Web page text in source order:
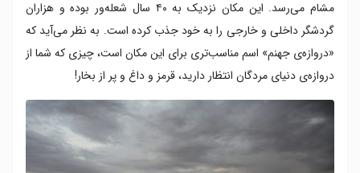
مشام می‌رسد. این مکان نزدیک به ۴۰ سال شعله‌ور بوده و هزاران
گردشگر داخلی و خارجی را به خود جذب کرده است. به نظر می‌آید که
«دروازه‌ی جهنم» اسم مناسب‌تری برای این مکان است، چیزی که شما از
دروازه‌ی دنیای مردگان انتظار دارید، قرمز و داغ و پر از بخار!